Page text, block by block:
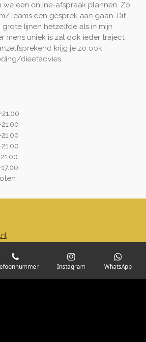
we een online-afspraak plannen. Zo
Teams een gesprek aan gaan. Dit
lijnen hetzelfde als in mijn
mens uniek is zal ook ieder traject
krijg je zo ook
dieetadvies.
Instagram WhatsApp